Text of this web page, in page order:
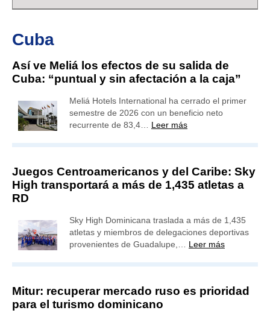
Cuba
Así ve Meliá los efectos de su salida de
Cuba: “puntual y sin afectación a la caja”
Meliá Hotels International ha cerrado el primer
semestre de 2026 con un beneficio neto
recurrente de 83,4… Leer más
Juegos Centroamericanos y del Caribe: Sky
High transportará a más de 1,435 atletas a
RD
Sky High Dominicana traslada a más de 1,435
atletas y miembros de delegaciones deportivas
provenientes de Guadalupe,… Leer más
Mitur: recuperar mercado ruso es prioridad
para el turismo dominicano